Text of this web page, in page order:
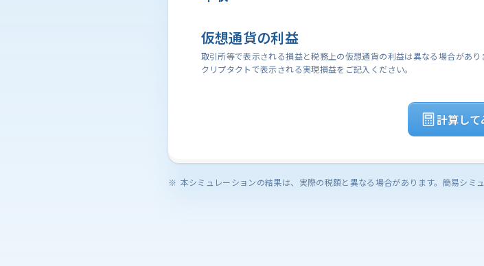
仮想通貨の利益
取引所等で表示される損益と税務上の仮想通貨の利益は異なる場合があり
クリプタクトで表示される実現損益をご記入ください。
計算して
本シミュレーションの結果は、実際の税額と異なる場合があります。簡易シミ